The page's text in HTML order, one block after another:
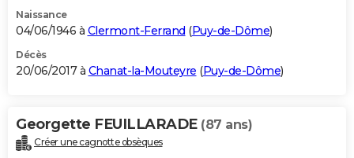
Naissance
04/06/1946 à Clermont-Ferrand (Puy-de-Dôme)
Décès
20/06/2017 à Chanat-la-Mouteyre (Puy-de-Dôme)
Georgette FEUILLARADE (87 ans)
Créer une cagnotte obsèques